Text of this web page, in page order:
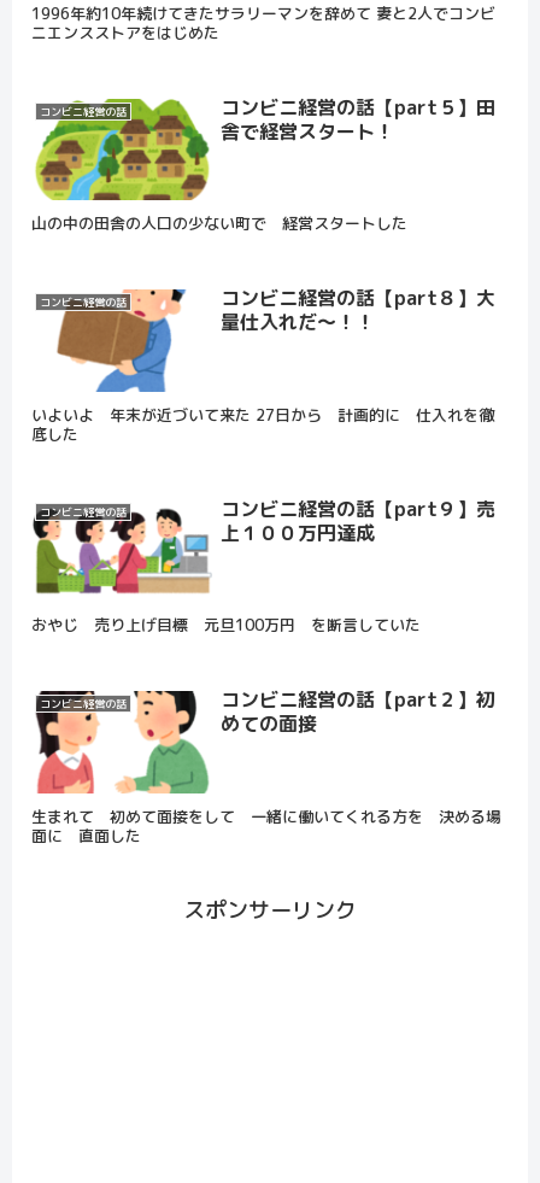
1996年約10年続けてきたサラリーマンを辞めて 妻と2人でコンビ
ニエンスストアをはじめた
コンビニ経営の話
コンビニ経営の話【part５】田
舎で経営スタート！
山の中の田舎の人口の少ない町で 経営スタートした
コンビニ経営の話
コンビニ経営の話【part８】大
量仕入れだ～！！
いよいよ 年末が近づいて来た 27日から 計画的に 仕入れを徹
底した
コンビニ経営の話
コンビニ経営の話【part９】売
上１００万円達成
おやじ 売り上げ目標 元旦100万円 を断言していた
コンビニ経営の話
コンビニ経営の話【part２】初
めての面接
生まれて 初めて面接をして 一緒に働いてくれる方を 決める場
面に 直面した
スポンサーリンク